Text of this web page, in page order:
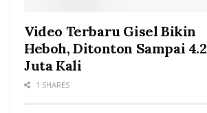
Video Terbaru Gisel Bikin
Heboh, Ditonton Sampai 4.2
Juta Kali
1 SHARES